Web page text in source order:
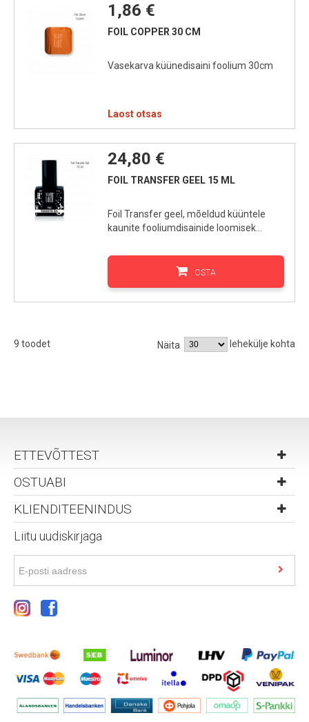
1,86 €
FOIL COPPER 30 CM
Vasekarva küünedisaini foolium 30cm
Laost otsas
24,80 €
FOIL TRANSFER GEEL 15 ML
Foil Transfer geel, mõeldud küüntele
kaunite fooliumdisainide loomisek...
OSTA
9 toodet Näita lehekülje kohta
ETTEVÕTTEST
OSTUABI
KLIENDITEENINDUS
Liitu uudiskirjaga